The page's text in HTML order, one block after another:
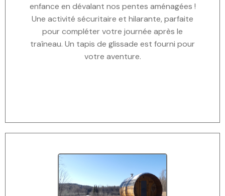
enfance en dévalant nos pentes aménagées !
Une activité sécuritaire et hilarante, parfaite
pour compléter votre journée après le
traîneau. Un tapis de glissade est fourni pour
votre aventure.